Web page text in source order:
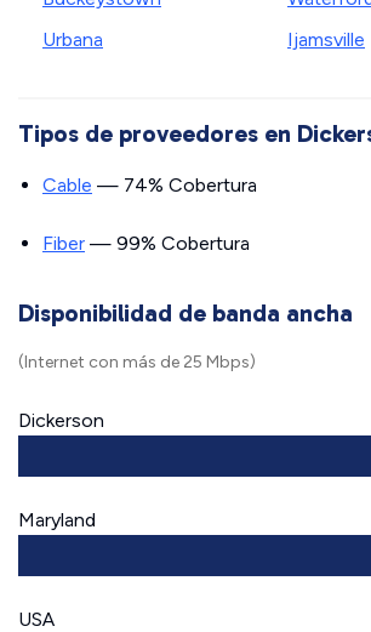
Urbana
Ijamsville
Tipos de proveedores en
Cable — 74% Cobertura
Fiber — 99% Cobertura
Disponibilidad de banda ancha
(Internet con más de 25 Mbps)
Dickerson
Maryland
USA